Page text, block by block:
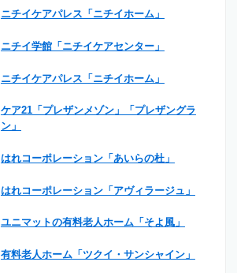
ニチイケアパレス「ニチイホーム」
ニチイ学館「ニチイケアセンター」
ニチイケアパレス「ニチイホーム」
ケア21「プレザンメゾン」「プレザングラ
ン」
はれコーポレーション「あいらの杜」
はれコーポレーション「アヴィラージュ」
ユニマットの有料老人ホーム「そよ風」
有料老人ホーム「ツクイ・サンシャイン」